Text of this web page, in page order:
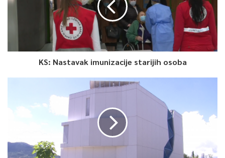
KS: Nastavak imunizacije starijih osoba